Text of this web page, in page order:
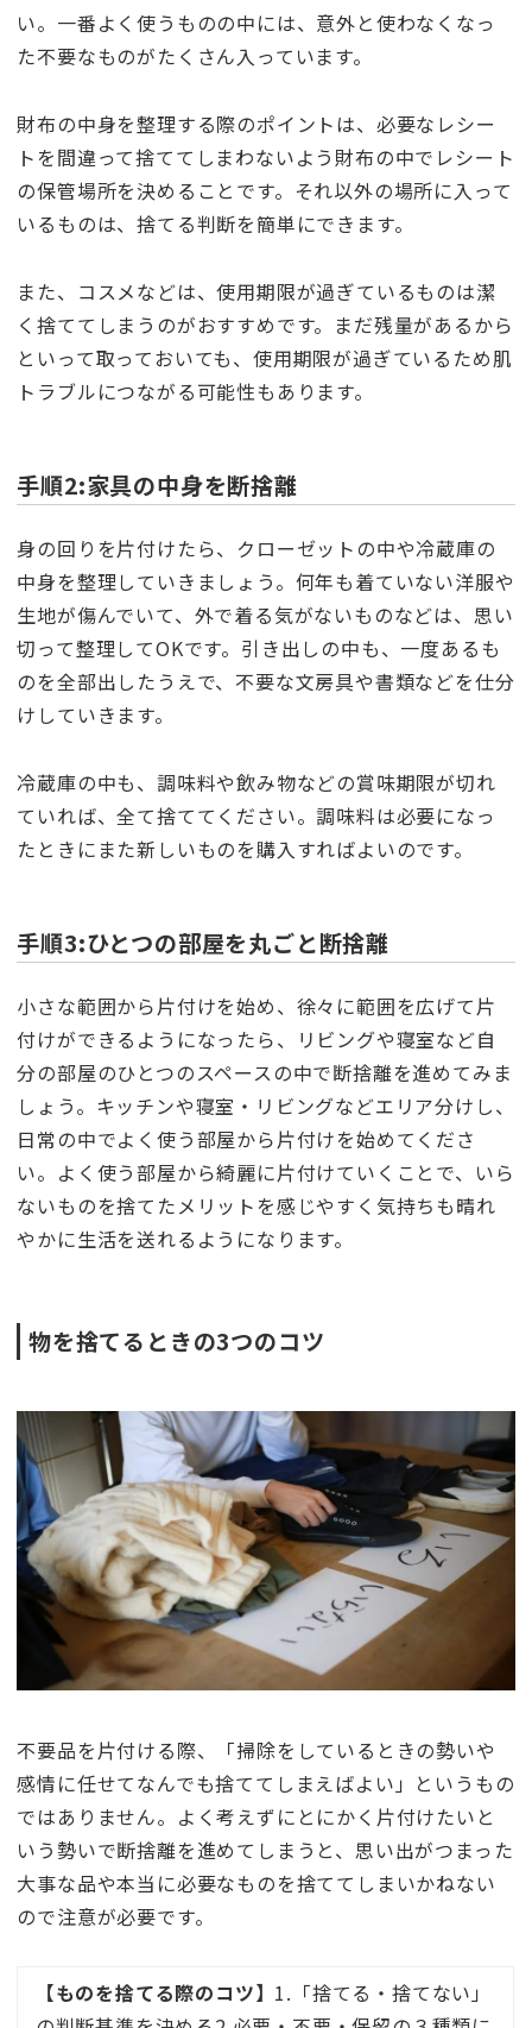
い。一番よく使うものの中には、意外と使わなくなっ
た不要なものがたくさん入っています。
財布の中身を整理する際のポイントは、必要なレシー
トを間違って捨ててしまわないよう財布の中でレシート
の保管場所を決めることです。それ以外の場所に入って
いるものは、捨てる判断を簡単にできます。
また、コスメなどは、使用期限が過ぎているものは潔
く捨ててしまうのがおすすめです。まだ残量があるから
といって取っておいても、使用期限が過ぎているため肌
トラブルにつながる可能性もあります。
手順2:家具の中身を断捨離
身の回りを片付けたら、クローゼットの中や冷蔵庫の
中身を整理していきましょう。何年も着ていない洋服や
生地が傷んでいて、外で着る気がないものなどは、思い
切って整理してOKです。引き出しの中も、一度あるも
のを全部出したうえで、不要な文房具や書類などを仕分
けしていきます。
冷蔵庫の中も、調味料や飲み物などの賞味期限が切れ
ていれば、全て捨ててください。調味料は必要になっ
たときにまた新しいものを購入すればよいのです。
手順3:ひとつの部屋を丸ごと断捨離
小さな範囲から片付けを始め、徐々に範囲を広げて片
付けができるようになったら、リビングや寝室など自
分の部屋のひとつのスペースの中で断捨離を進めてみま
しょう。キッチンや寝室・リビングなどエリア分けし、
日常の中でよく使う部屋から片付けを始めてくださ
い。よく使う部屋から綺麗に片付けていくことで、いら
ないものを捨てたメリットを感じやすく気持ちも晴れ
やかに生活を送れるようになります。
物を捨てるときの3つのコツ
不要品を片付ける際、「掃除をしているときの勢いや
感情に任せてなんでも捨ててしまえばよい」というもの
ではありません。よく考えずにとにかく片付けたいと
いう勢いで断捨離を進めてしまうと、思い出がつまった
大事な品や本当に必要なものを捨ててしまいかねない
ので注意が必要です。
【ものを捨てる際のコツ】 1.「捨てる・捨てない」